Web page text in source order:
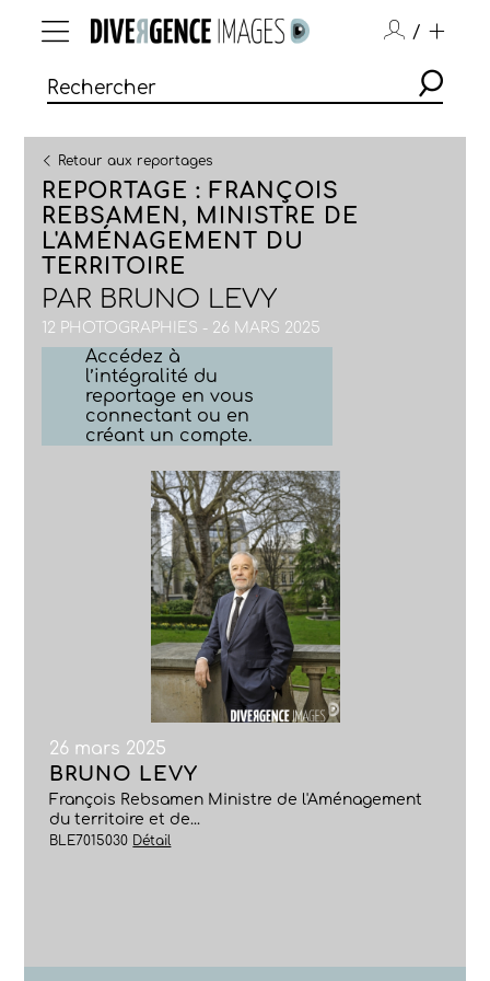
/
Retour aux reportages
REPORTAGE : FRANÇOIS
REBSAMEN, MINISTRE DE
L'AMÉNAGEMENT DU
TERRITOIRE
PAR BRUNO LEVY
12 PHOTOGRAPHIES - 26 MARS 2025
Accédez à
l’intégralité du
reportage en vous
connectant ou en
créant un compte.
26 mars 2025
BRUNO LEVY
François Rebsamen Ministre de l'Aménagement
du territoire et de...
BLE7015030 Détail